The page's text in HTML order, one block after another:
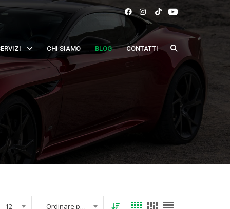
CHI SIAMO BLOG CONTATTI
12 Ordinare per data